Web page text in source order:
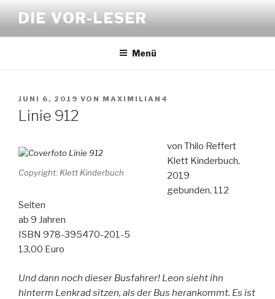
Inhalt
springen
DIE VOR-LESER
Menü
VERÖFFENTLICHT
AM
JUNI 6, 2019 VON MAXIMILIAN4
Linie 912
Copyright: Klett Kinderbuch
von Thilo Reffert
Klett Kinderbuch,
2019
gebunden, 112
Seiten
ab 9 Jahren
ISBN 978-395470-201-5
13,00 Euro
Und dann noch dieser Busfahrer! Leon sieht ihn
hinterm Lenkrad sitzen, als der Bus herankommt. Es ist